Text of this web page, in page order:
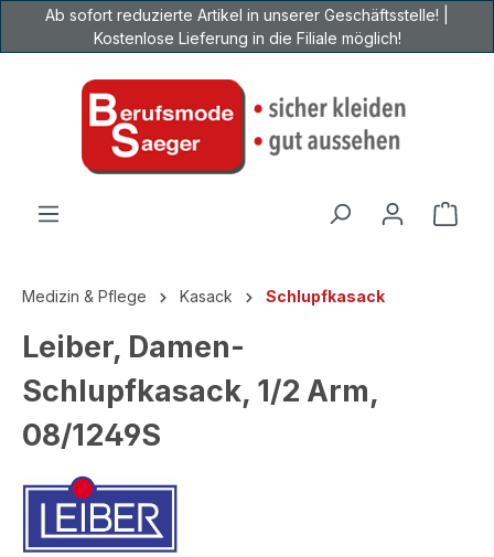
Zum Hauptinhalt springen
Ab sofort reduzierte Artikel in unserer Geschäftsstelle! |
Kostenlose Lieferung in die Filiale möglich!
Medizin & Pflege Kasack Schlupfkasack
Leiber, Damen-
Schlupfkasack, 1/2 Arm,
08/1249S